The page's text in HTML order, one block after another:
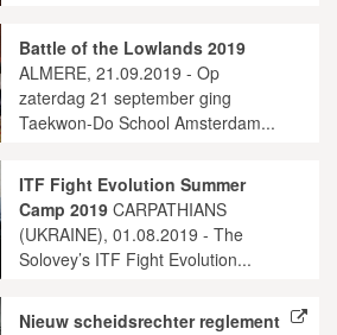
Battle of the Lowlands 2019
ALMERE, 21.09.2019 - Op
zaterdag 21 september ging
Taekwon-Do School Amsterdam...
ITF Fight Evolution Summer
Camp 2019 CARPATHIANS
(UKRAINE), 01.08.2019 - The
Solovey’s ITF Fight Evolution...
Nieuw scheidsrechter reglement